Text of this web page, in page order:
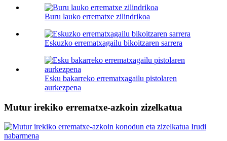
Buru lauko errematxe zilindrikoa
Eskuzko errematxagailu bikoitzaren sarrera
Esku bakarreko errematxagailu pistolaren
aurkezpena
Mutur irekiko errematxe-azkoin zizelkatua